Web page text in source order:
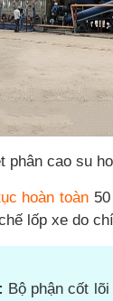
phân cao su
hoàn toàn50
lốp xe do
Bộ phận cốt